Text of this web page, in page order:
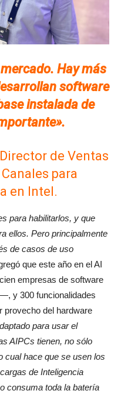
Hay más
software
instalada de
de Ventas
para
en Intel.
para habilitarlos, y que
ellos. Pero principalmente
de casos de uso
que este año en el AI
empresas de software
y 300 funcionalidades
provecho del hardware
para usar el
AIPCs tienen, no sólo
cual hace que se usen los
de Inteligencia
consuma toda la batería